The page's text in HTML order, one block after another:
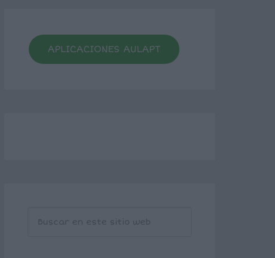
APLICACIONES AULAPT